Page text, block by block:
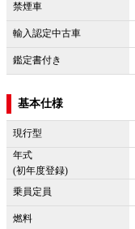
禁煙車
輸入認定中古車
鑑定書付き
基本仕様
現行型
年式
(初年度登録)
乗員定員
燃料